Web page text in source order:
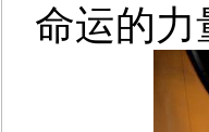
命运的力